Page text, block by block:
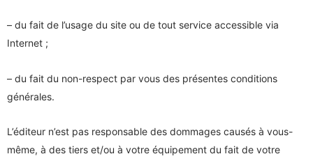
– du fait de l’usage du site ou de tout service accessible via
Internet ;
– du fait du non-respect par vous des présentes conditions
générales.
L’éditeur n’est pas responsable des dommages causés à vous-
même, à des tiers et/ou à votre équipement du fait de votre